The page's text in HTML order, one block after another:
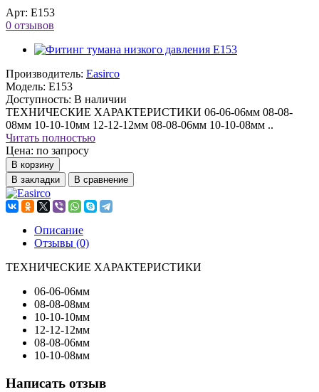
Арт: E153
0 отзывов
Производитель: Easirco
Модель: E153
Доступность: В наличии
ТЕХНИЧЕСКИЕ ХАРАКТЕРИСТИКИ 06-06-06мм 08-08-
08мм 10-10-10мм 12-12-12мм 08-08-06мм 10-10-08мм ..
Читать полностью
Цена: по запросу
В корзину
В закладки
В сравнение
Описание
Отзывы (0)
ТЕХНИЧЕСКИЕ ХАРАКТЕРИСТИКИ
06-06-06мм
08-08-08мм
10-10-10мм
12-12-12мм
08-08-06мм
10-10-08мм
Написать отзыв